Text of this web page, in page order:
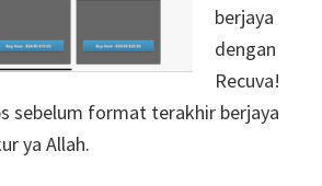
berjaya
dengan
Recuva!
sebelum format terakhir berjaya
ya Allah.